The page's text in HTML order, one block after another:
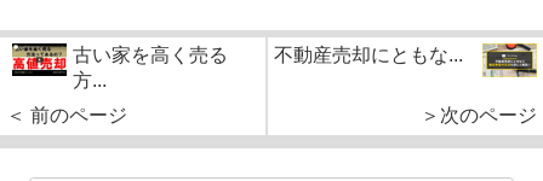
古い家を高く売る
方...
＜ 前のページ
不動産売却にともな...
＞次のページ